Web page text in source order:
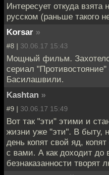
Интересует откуда взята
русском (раньше такого
Korsar »
#8 | 30.06.17 15:43
Мощный фильм.
сериал
Басилашвили.
Kashtan »
#9 | 30.06.17 15:49
Вот так "эти" этими и
жизни уже "эти". В быту,
день копят свой яд,
с вами. А как доходит до
безнаказанности творят